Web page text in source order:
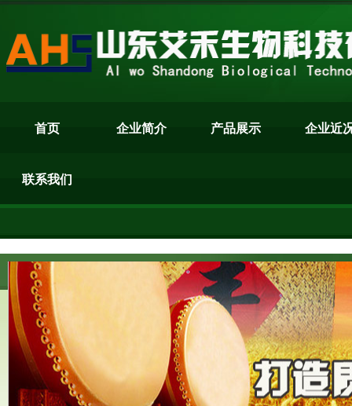
首页 企业简介 产品展示 企业近
联系我们